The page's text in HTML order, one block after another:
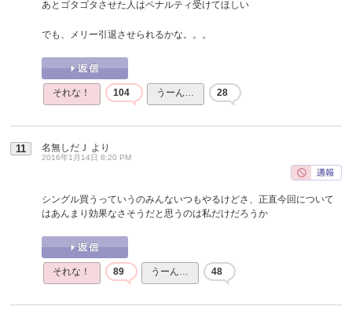
あとゴタゴタさせた人はペナルティ受けてほしい
でも、メリー引退させられるかな。。。
それな！ 104 うーん… 28
11 名無しだＪ より
2016年1月14日 8:20 PM
シングル買うっていうのみんないつもやるけどさ、正直今回について
はあんまり効果なさそうだと思うのは私だけだろうか
それな！ 89 うーん… 48